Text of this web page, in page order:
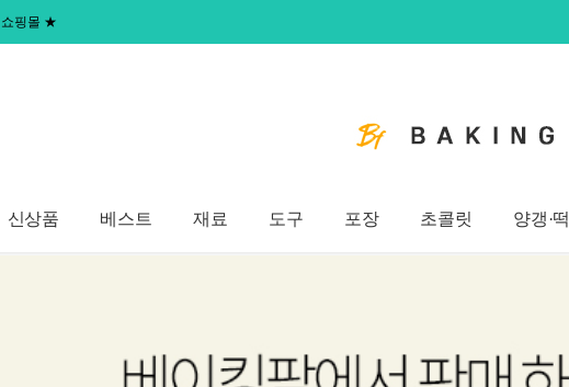
핑몰 ★
신상품 베스트 재료 도구 포장 초콜릿 양갱·떡